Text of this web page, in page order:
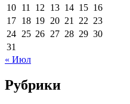
10 11 12 13 14 15 16
17 18 19 20 21 22 23
24 25 26 27 28 29 30
31
« Июл
Рубрики